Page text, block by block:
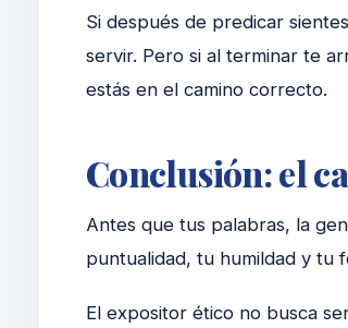
Si después de predicar
servir. Pero si al terminar te
estás en el camino correcto.
Conclusión: el
Antes que tus palabras, la
puntualidad, tu humildad y tu
El expositor ético no busca